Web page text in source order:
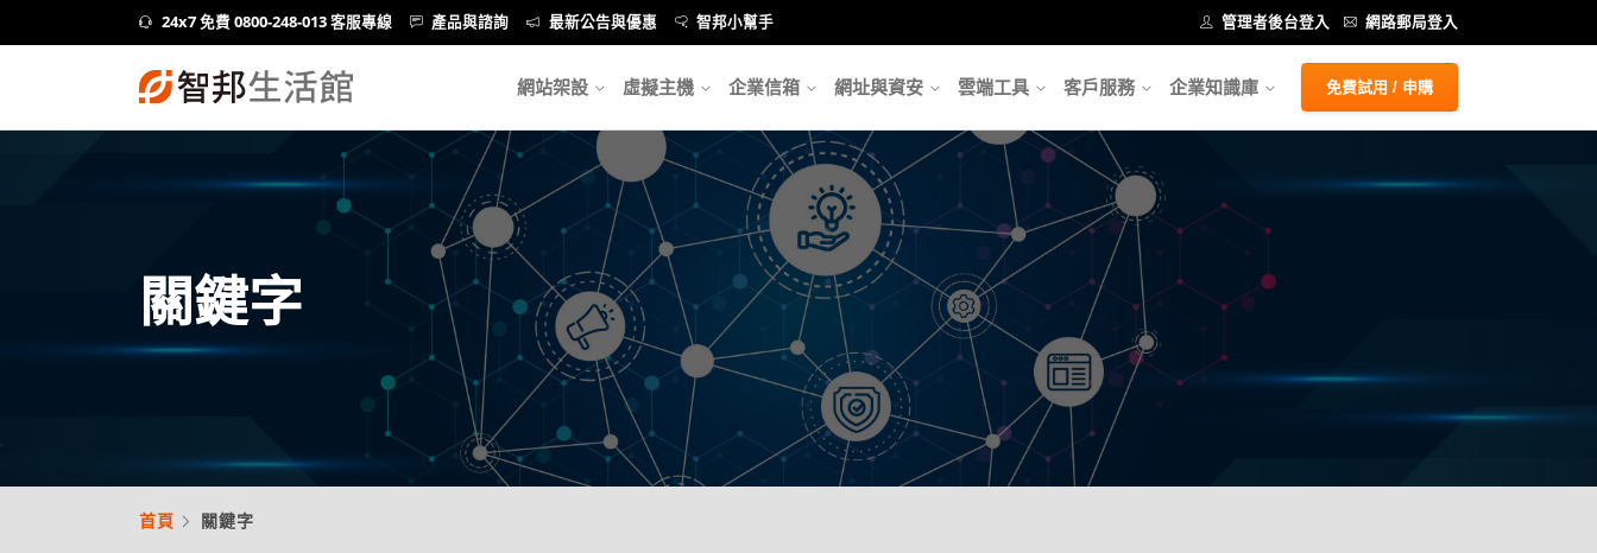
24x7 免費 0800-248-013 客服專線 產品與諮詢 最新公告與優惠 智邦小幫手 管理者後台登入 網路郵局登入
網站架設 虛擬主機 企業信箱 網址與資安 雲端工具 客戶服務 企業知識庫 免費試用 / 申購
關鍵字
首頁 關鍵字